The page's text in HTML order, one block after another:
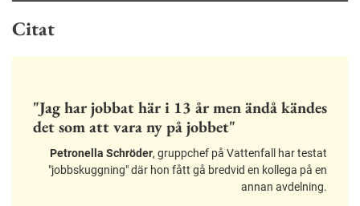
Citat
"Jag har jobbat här i 13 år men ändå kändes
det som att vara ny på jobbet"
Petronella Schröder, gruppchef på Vattenfall har testat
"jobbskuggning" där hon fått gå bredvid en kollega på en
annan avdelning.